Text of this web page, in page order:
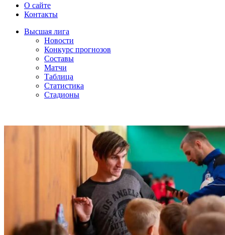
О сайте
Контакты
Высшая лига
Новости
Конкурс прогнозов
Составы
Матчи
Таблица
Статистика
Стадионы